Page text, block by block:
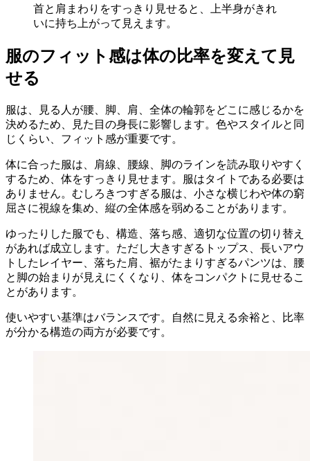
首と肩まわりをすっきり見せると、上半身がきれ
いに持ち上がって見えます。
服のフィット感は体の比率を変えて見
せる
服は、見る人が腰、脚、肩、全体の輪郭をどこに感じるかを
決めるため、見た目の身長に影響します。色やスタイルと同
じくらい、フィット感が重要です。
体に合った服は、肩線、腰線、脚のラインを読み取りやすく
するため、体をすっきり見せます。服はタイトである必要は
ありません。むしろきつすぎる服は、小さな横じわや体の窮
屈さに視線を集め、縦の全体感を弱めることがあります。
ゆったりした服でも、構造、落ち感、適切な位置の切り替え
があれば成立します。ただし大きすぎるトップス、長いアウ
トしたレイヤー、落ちた肩、裾がたまりすぎるパンツは、腰
と脚の始まりが見えにくくなり、体をコンパクトに見せるこ
とがあります。
使いやすい基準はバランスです。自然に見える余裕と、比率
が分かる構造の両方が必要です。